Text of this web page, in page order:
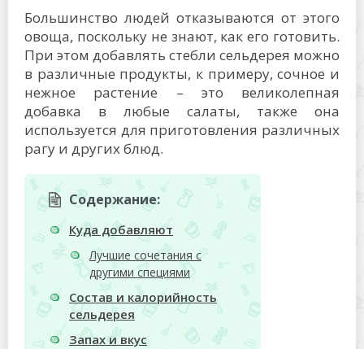
Большинство людей отказываются от этого
овоща, поскольку не знают, как его готовить.
При этом добавлять стебли сельдерея можно
в различные продукты, к примеру, сочное и
нежное растение – это великолепная
добавка в любые салаты, также она
используется для приготовления различных
рагу и других блюд.
Содержание:
Куда добавляют
Лучшие сочетания с
другими специями
Состав и калорийность
сельдерея
Запах и вкус